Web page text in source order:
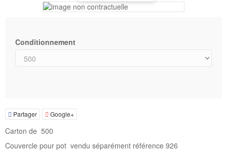
Conditionnement
Partager Google+
Carton de 500
Couvercle pour pot vendu séparément référence 926